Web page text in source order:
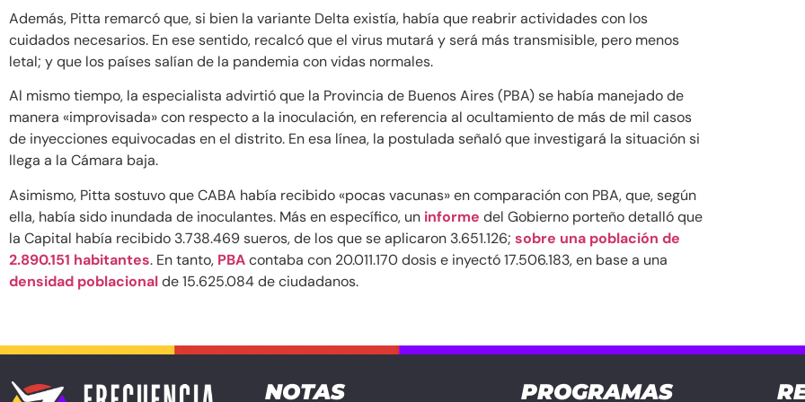
Además, Pitta remarcó que, si bien la variante Delta existía, había que reabrir actividades con los
cuidados necesarios. En ese sentido, recalcó que el virus mutará y será más transmisible, pero menos
letal; y que los países salían de la pandemia con vidas normales.
Al mismo tiempo, la especialista advirtió que la Provincia de Buenos Aires (PBA) se había manejado de
manera «improvisada» con respecto a la inoculación, en referencia al ocultamiento de más de mil casos
de inyecciones equivocadas en el distrito. En esa línea, la postulada señaló que investigará la situación si
llega a la Cámara baja.
Asimismo, Pitta sostuvo que CABA había recibido «pocas vacunas» en comparación con PBA, que, según
ella, había sido inundada de inoculantes. Más en específico, un informe del Gobierno porteño detalló que
la Capital había recibido 3.738.469 sueros, de los que se aplicaron 3.651.126; sobre una población de
2.890.151 habitantes. En tanto, PBAcontaba con 20.011.170 dosis e inyectó 17.506.183, en base a una
densidad poblacionalde 15.625.084 de ciudadanos.
NOTAS PROGRAMAS